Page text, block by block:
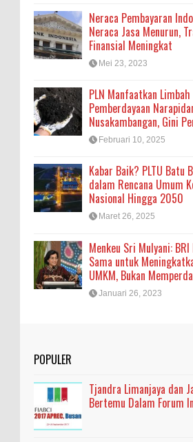
Neraca Pembayaran
Neraca Jasa Menurun,
Finansial Meningkat
Mei 23, 2023
PLN Manfaatkan
Pemberdayaan
Nusakambangan, Gini
Februari 10, 2025
Kabar Baik? PLTU Batu
dalam Rencana Umum
Nasional Hingga 2050
Maret 26, 2025
Menkeu Sri Mulyani:
Sama untuk
UMKM, Bukan
Januari 26, 2023
POPULER
Tjandra Limanjaya dan
Bertemu Dalam Forum